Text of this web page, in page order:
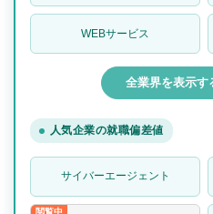
WEBサービス
全業界を表示
人気企業の就職偏差値
サイバーエージェント